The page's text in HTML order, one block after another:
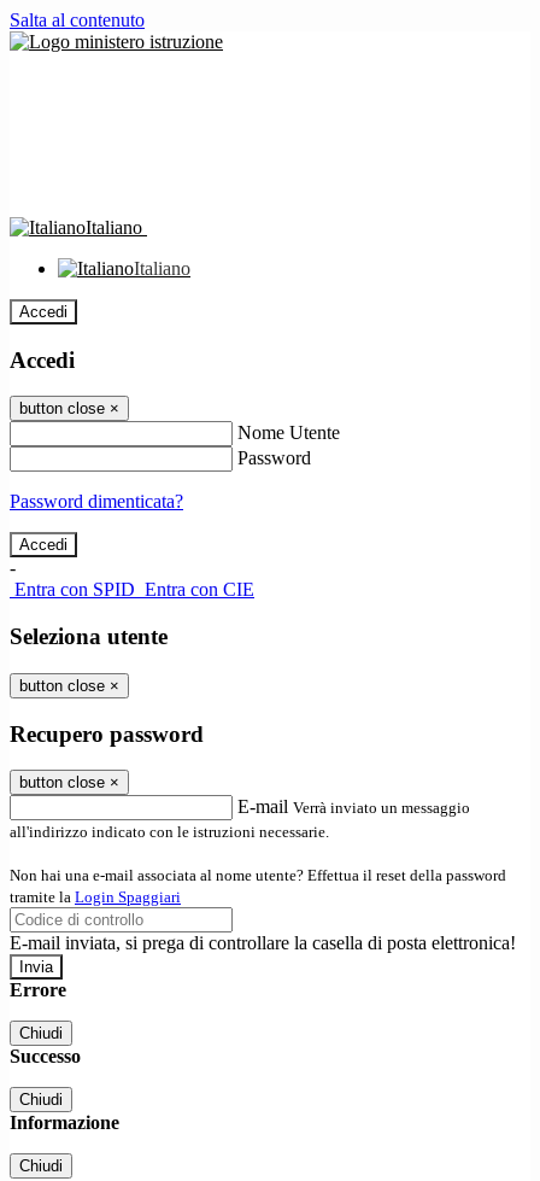
Salta al contenuto
Italiano
Italiano
Accedi
Accedi
button close ×
Nome Utente
Password
Password dimenticata?
-
Entra con SPID Entra con CIE
Seleziona utente
button close ×
Recupero password
button close ×
E-mail Verrà inviato un messaggio
all'indirizzo indicato con le istruzioni necessarie.
Non hai una e-mail associata al nome utente? Effettua il reset della password
tramite la Login Spaggiari
E-mail inviata, si prega di controllare la casella di posta elettronica!
Errore
Chiudi
Successo
Chiudi
Informazione
Chiudi